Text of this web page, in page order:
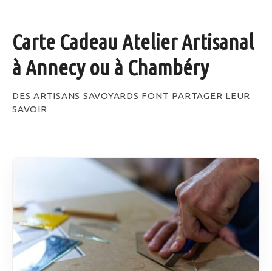
Carte Cadeau Atelier Artisanal
à Annecy ou à Chambéry
DES ARTISANS SAVOYARDS FONT PARTAGER LEUR
SAVOIR